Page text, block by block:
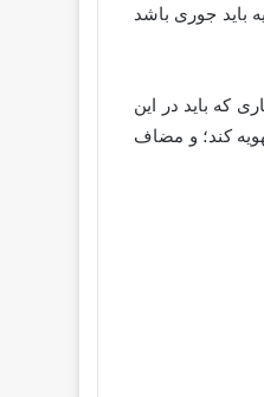
باید جوری باشد
که باید در این
کند؛ و مضاف